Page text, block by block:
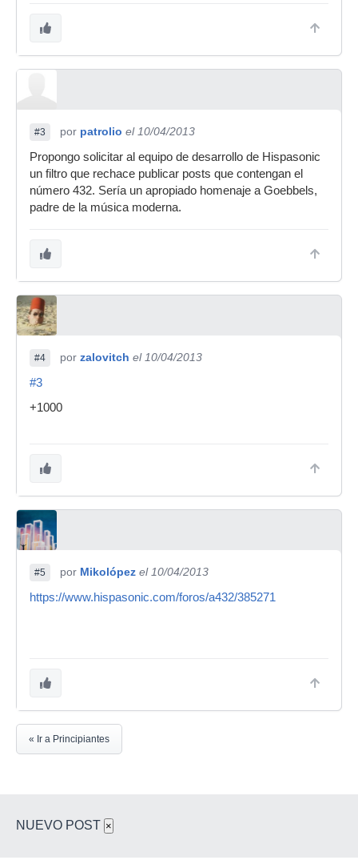
#3 por patrolio el 10/04/2013
Propongo solicitar al equipo de desarrollo de Hispasonic
un filtro que rechace publicar posts que contengan el
número 432. Sería un apropiado homenaje a Goebbels,
padre de la música moderna.
#4 por zalovitch el 10/04/2013
#3
+1000
#5 por Mikolópez el 10/04/2013
https://www.hispasonic.com/foros/a432/385271
« Ir a Principiantes
NUEVO POST ×